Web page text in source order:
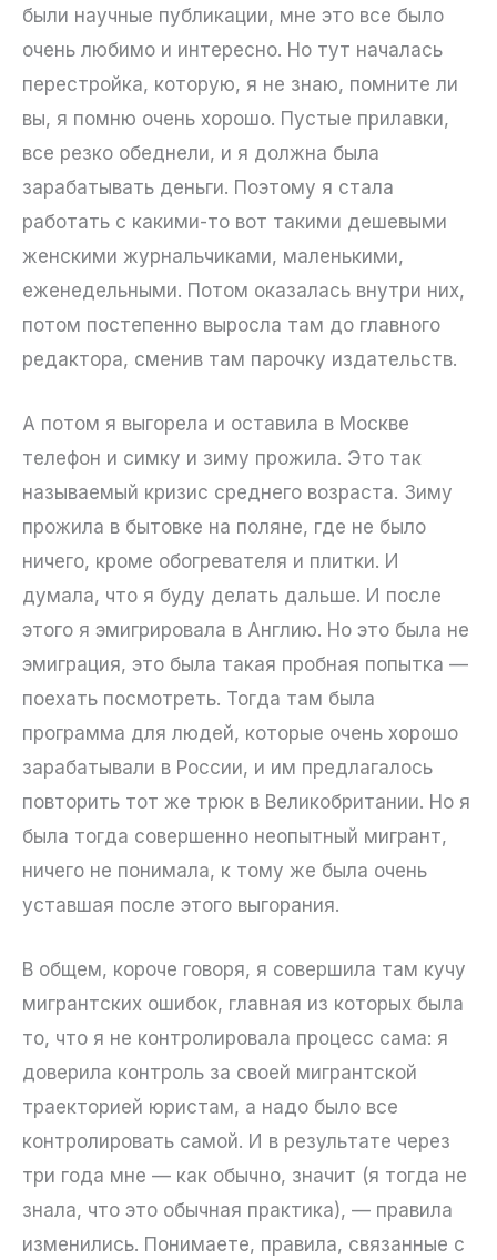
были научные публикации, мне это все было
очень любимо и интересно. Но тут началась
перестройка, которую, я не знаю, помните ли
вы, я помню очень хорошо. Пустые прилавки,
все резко обеднели, и я должна была
зарабатывать деньги. Поэтому я стала
работать с какими-то вот такими дешевыми
женскими журнальчиками, маленькими,
еженедельными. Потом оказалась внутри них,
потом постепенно выросла там до главного
редактора, сменив там парочку издательств.
А потом я выгорела и оставила в Москве
телефон и симку и зиму прожила. Это так
называемый кризис среднего возраста. Зиму
прожила в бытовке на поляне, где не было
ничего, кроме обогревателя и плитки. И
думала, что я буду делать дальше. И после
этого я эмигрировала в Англию. Но это была не
эмиграция, это была такая пробная попытка —
поехать посмотреть. Тогда там была
программа для людей, которые очень хорошо
зарабатывали в России, и им предлагалось
повторить тот же трюк в Великобритании. Но я
была тогда совершенно неопытный мигрант,
ничего не понимала, к тому же была очень
уставшая после этого выгорания.
В общем, короче говоря, я совершила там кучу
мигрантских ошибок, главная из которых была
то, что я не контролировала процесс сама: я
доверила контроль за своей мигрантской
траекторией юристам, а надо было все
контролировать самой. И в результате через
три года мне — как обычно, значит (я тогда не
знала, что это обычная практика), — правила
изменились. Понимаете, правила, связанные с